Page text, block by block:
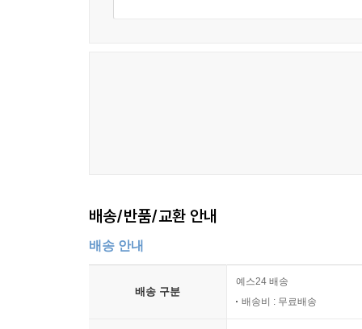
배송/반품/교환 안내
배송 안내
배송 구분
예스24 배송
배송비 : 무료배송